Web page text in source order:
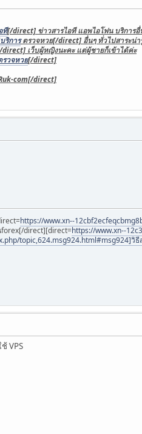
ที[/direct] ข่าวสารไอที แอพไอโฟน บริการอื่
ริการตรวจหวย[/direct] อื่นๆ ทั่วไปสาระน่า
direct] เว็บผู้หญิงนะคะ แต่ผู้ชายก็เข้าได้ค่ะ
วจหวย[/direct]
com[/direct]
https://www.xn--
direct][direct=https://www.xn--
topic,624.msg924.html#msg924]วิ
VPS